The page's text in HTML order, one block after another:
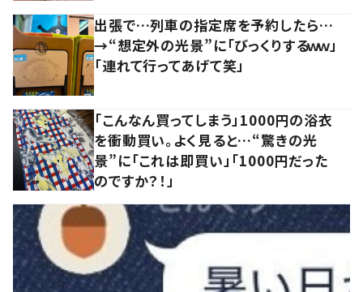
出張で…列車の指定席を予約したら…
→“想定外の光景”に「びっくりするｗｗ」
「連れて行ってあげて笑」
「こんなん買ってしまう」1000円の浴衣
を衝動買い。よく見ると…“驚きの光
景”に「これは即買い」「1000円だった
のですか？！」